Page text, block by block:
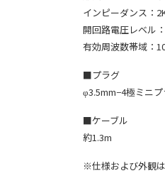
インピーダンス：
開回路電圧レベル
有効周波数帯域：
■プラグ
φ3.5mm−4極ミニ
■ケーブル
約1.3m
※仕様および外観